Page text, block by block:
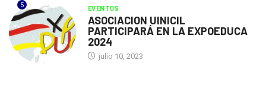
5 EVENTOS
ASOCIACION UINICIL
PARTICIPARÁ EN LA EXPOEDUCA
2024
julio 10, 2023